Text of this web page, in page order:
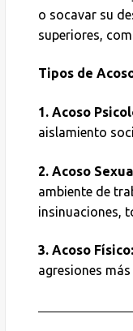
o socavar su
superiores,
Tipos de
1. Acoso
aislamiento
2. Acoso
ambiente de
insinuaciones,
3. Acoso Físico:
agresiones más